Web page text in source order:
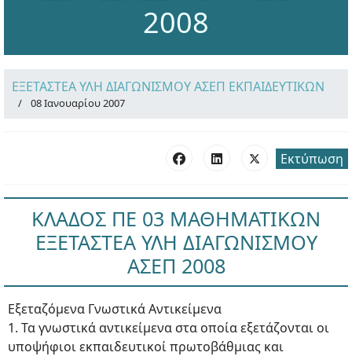
2008
ΕΞΕΤΑΣΤΕΑ ΥΛΗ ΔΙΑΓΩΝΙΣΜΟΥ ΑΣΕΠ ΕΚΠΑΙΔΕΥΤΙΚΩΝ
08 Ιανουαρίου 2007
Εκτύπωση
ΚΛΑΔΟΣ ΠΕ 03 ΜΑΘΗΜΑΤΙΚΩΝ
ΕΞΕΤΑΣΤΕΑ ΥΛΗ ΔΙΑΓΩΝΙΣΜΟΥ
ΑΣΕΠ 2008
Εξεταζόμενα Γνωστικά Αντικείμενα
1. Τα γνωστικά αντικείμενα στα οποία εξετάζονται οι
υποψήφιοι εκπαιδευτικοί πρωτοβάθμιας και